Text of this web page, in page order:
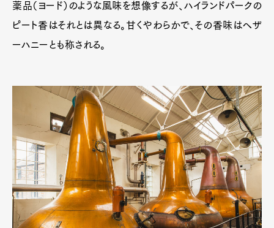
薬品（ヨード）のような風味を想像するが、ハイランドパークの
ピート香はそれとは異なる。甘くやわらかで、その香味はヘザ
ーハニーとも称される。